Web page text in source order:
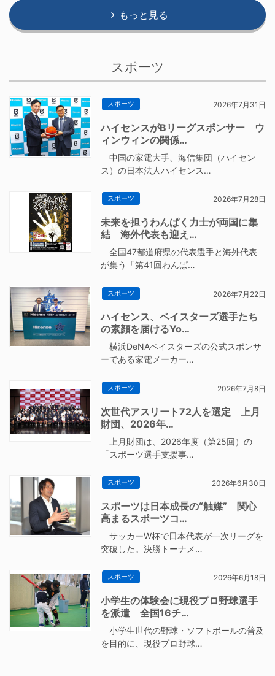
もっと見る
スポーツ
スポーツ 2026年7月31日
ハイセンスがBリーグスポンサー ウ
ィンウィンの関係…
中国の家電大手、海信集団（ハイセン
ス）の日本法人ハイセンス…
スポーツ 2026年7月28日
未来を担うわんぱく力士が両国に集
結 海外代表も迎え…
全国47都道府県の代表選手と海外代表
が集う「第41回わんぱ…
スポーツ 2026年7月22日
ハイセンス、ベイスターズ選手たち
の素顔を届けるYo…
横浜DeNAベイスターズの公式スポンサ
ーである家電メーカー…
スポーツ 2026年7月8日
次世代アスリート72人を選定 上月
財団、2026年…
上月財団は、2026年度（第25回）の
「スポーツ選手支援事…
スポーツ 2026年6月30日
スポーツは日本成長の“触媒” 関心
高まるスポーツコ…
サッカーW杯で日本代表が一次リーグを
突破した。決勝トーナメ…
スポーツ 2026年6月18日
小学生の体験会に現役プロ野球選手
を派遣 全国16チ…
小学生世代の野球・ソフトボールの普及
を目的に、現役プロ野球…